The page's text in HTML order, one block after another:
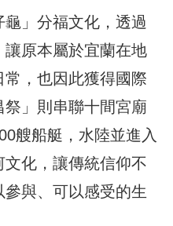
」分福文化，透過
原本屬於宜蘭在地
，也因此獲得國際
」則串聯十間宮廟
艘船艇，水陸並進入
化，讓傳統信仰不
與、可以感受的生